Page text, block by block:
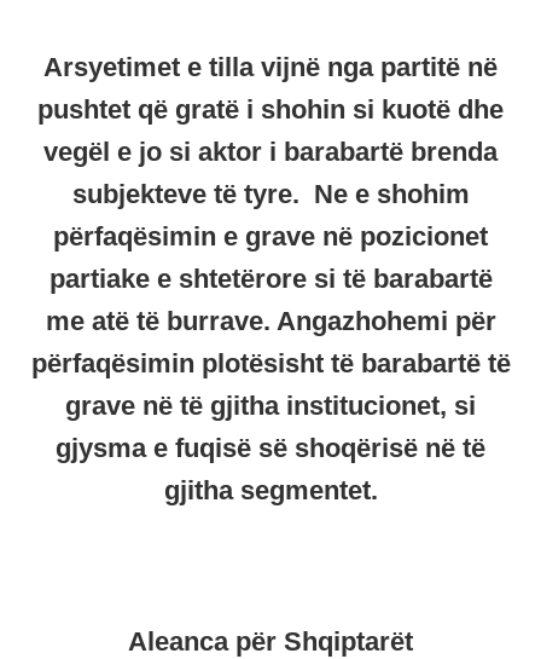
Arsyetimet e tilla vijnë nga partitë në
pushtet që gratë i shohin si kuotë dhe
vegël e jo si aktor i barabartë brenda
subjekteve të tyre. Ne e shohim
përfaqësimin e grave në pozicionet
partiake e shtetërore si të barabartë
me atë të burrave. Angazhohemi për
përfaqësimin plotësisht të barabartë të
grave në të gjitha institucionet, si
gjysma e fuqisë së shoqërisë në të
gjitha segmentet.
Aleanca për Shqiptarët